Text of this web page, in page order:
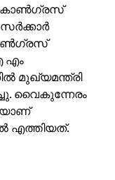
കോണ്‍ഗ്രസ്
എം
മുഖ്യമന്ത്രി
വൈകുന്നേരം
എത്തിയത്.